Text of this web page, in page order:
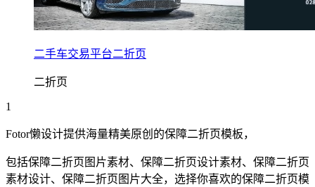
二手车交易平台二折页
二折页
1
Fotor懒设计提供海量精美原创的保障二折页模板，
包括保障二折页 图片素材、 保障二折页设计素材、 保障二折页
素材设计、 保障二折页 图片大全，选择你喜欢的保障二折页模